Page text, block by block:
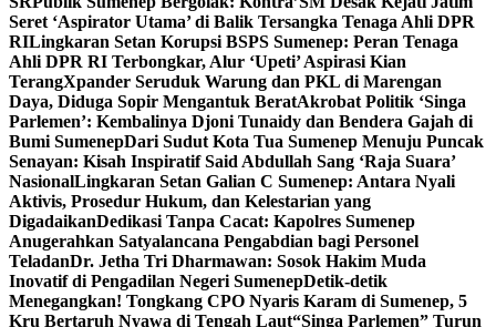
Seret ‘Aspirator Utama’ di Balik Tersangka Tenaga Ahli DPR
RILingkaran Setan Korupsi BSPS Sumenep: Peran Tenaga
Ahli DPR RI Terbongkar, Alur ‘Upeti’ Aspirasi Kian
TerangXpander Seruduk Warung dan PKL di Marengan
Daya, Diduga Sopir Mengantuk BeratAkrobat Politik ‘Singa
Parlemen’: Kembalinya Djoni Tunaidy dan Bendera Gajah di
Bumi SumenepDari Sudut Kota Tua Sumenep Menuju Puncak
Senayan: Kisah Inspiratif Said Abdullah Sang ‘Raja Suara’
NasionalLingkaran Setan Galian C Sumenep: Antara Nyali
Aktivis, Prosedur Hukum, dan Kelestarian yang
DigadaikanDedikasi Tanpa Cacat: Kapolres Sumenep
Anugerahkan Satyalancana Pengabdian bagi Personel
TeladanDr. Jetha Tri Dharmawan: Sosok Hakim Muda
Inovatif di Pengadilan Negeri SumenepDetik-detik
Menegangkan! Tongkang CPO Nyaris Karam di Sumenep, 5
Kru Bertaruh Nyawa di Tengah Laut“Singa Parlemen” Turun